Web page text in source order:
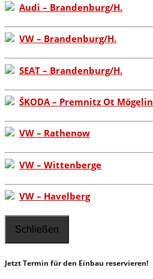
Audi – Brandenburg/H.
VW – Brandenburg/H.
SEAT – Brandenburg/H.
ŠKODA – Premnitz Ot Mögelin
VW – Rathenow
VW – Wittenberge
VW – Havelberg
Schließen
Jetzt Termin für den Einbau reservieren!